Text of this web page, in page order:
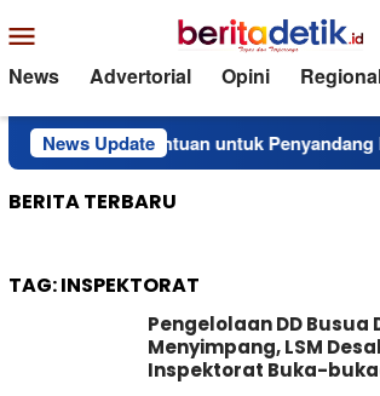
ke
kontenMobile
News Advertorial Opini
News Update
Bantuan untuk Penyandang
BERITA TERBARU
TAG:INSPEKTORAT
Pengelolaan DD Busua
Menyimpang, LSM
Inspektorat Buka-